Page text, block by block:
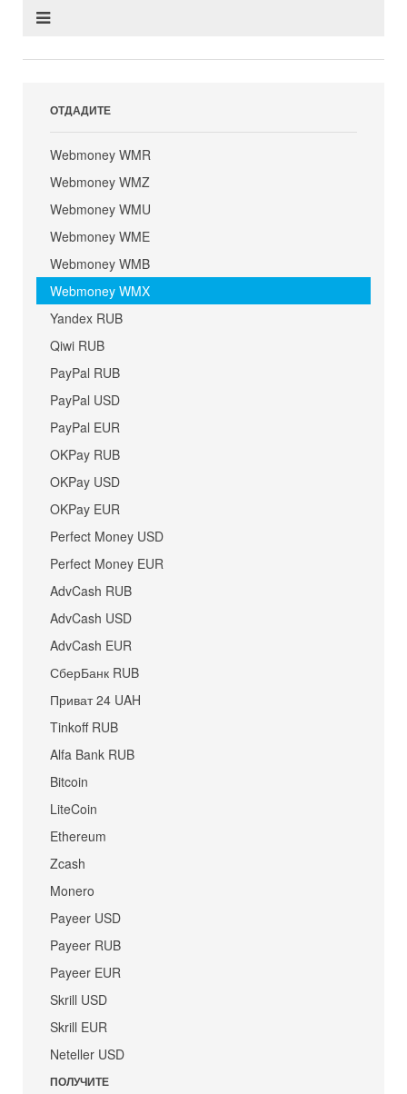
ОТДАДИТЕ
Webmoney WMR
Webmoney WMZ
Webmoney WMU
Webmoney WME
Webmoney WMB
Webmoney WMX
Yandex RUB
Qiwi RUB
PayPal RUB
PayPal USD
PayPal EUR
OKPay RUB
OKPay USD
OKPay EUR
Perfect Money USD
Perfect Money EUR
AdvCash RUB
AdvCash USD
AdvCash EUR
СберБанк RUB
Приват 24 UAH
Tinkoff RUB
Alfa Bank RUB
Bitcoin
LiteCoin
Ethereum
Zcash
Monero
Payeer USD
Payeer RUB
Payeer EUR
Skrill USD
Skrill EUR
Neteller USD
ПОЛУЧИТЕ